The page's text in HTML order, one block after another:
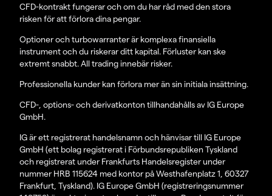
CFD-kontrakt fungerar och om du har råd med den stora
risken för att förlora dina pengar.
Optioner och turbowarranter är komplexa finansiella
instrument och du riskerar ditt kapital. Förluster kan ske
extremt snabbt. All trading innebär risker.
Professionella kunder kan förlora mer än sin initiala insättning.
CFD-, options- och derivatkonton tillhandahålls av IG Europe
GmbH.
IG är ett registrerat handelsnamn och hänvisar till IG Europe
GmbH (ett bolag registrerat i Förbundsrepubliken Tyskland
och registrerat under Frankfurts Handelsregister under
nummer HRB 115624 med kontor på Westhafenplatz 1, 60327
Frankfurt, Tyskland). IG Europe GmbH (registreringsnummer